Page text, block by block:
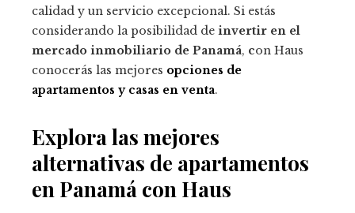
calidad y un servicio excepcional. Si estás
considerando la posibilidad de invertir en el
mercado inmobiliario de Panamá, con Haus
conocerás las mejores opciones de
apartamentos y casas en venta.
Explora las mejores
alternativas de apartamentos
en Panamá con Haus